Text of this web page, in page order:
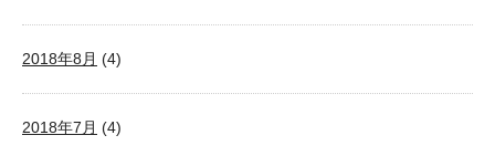
2018年8月 (4)
2018年7月 (4)